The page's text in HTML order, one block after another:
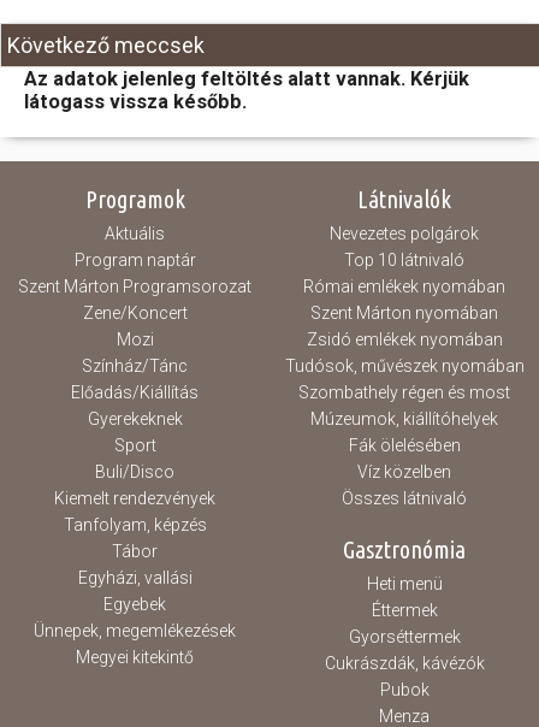
Következő meccsek
Az adatok jelenleg feltöltés alatt vannak. Kérjük
látogass vissza később.
Programok
Aktuális
Program naptár
Szent Márton Programsorozat
Zene/Koncert
Mozi
Színház/Tánc
Előadás/Kiállítás
Gyerekeknek
Sport
Buli/Disco
Kiemelt rendezvények
Tanfolyam, képzés
Tábor
Egyházi, vallási
Egyebek
Ünnepek, megemlékezések
Megyei kitekintő
Látnivalók
Nevezetes polgárok
Top 10 látnivaló
Római emlékek nyomában
Szent Márton nyomában
Zsidó emlékek nyomában
Tudósok, művészek nyomában
Szombathely régen és most
Múzeumok, kiállítóhelyek
Fák ölelésében
Víz közelben
Összes látnivaló
Gasztronómia
Heti menü
Éttermek
Gyorséttermek
Cukrászdák, kávézók
Pubok
Menza